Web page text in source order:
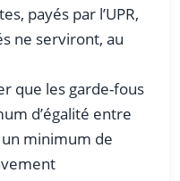
payés par l’UPR,
ne serviront, au
que les garde-fous
d’égalité entre
minimum de